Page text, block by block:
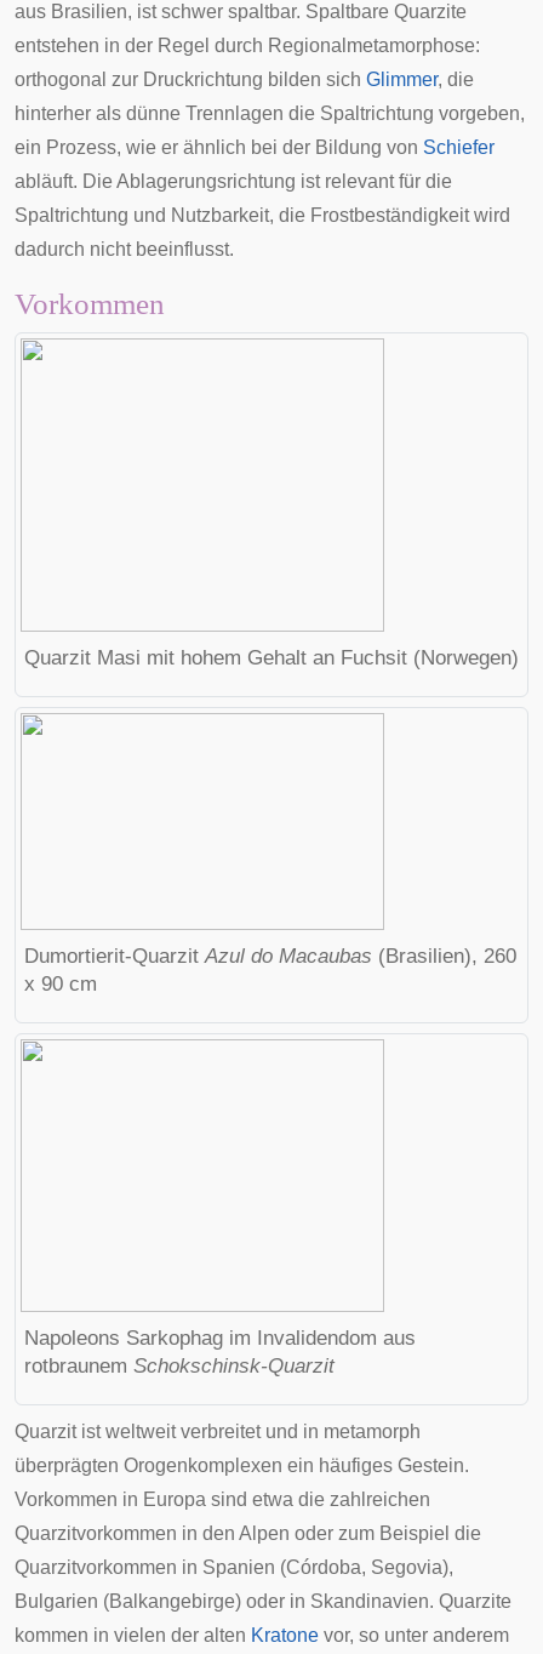
aus Brasilien, ist schwer spaltbar. Spaltbare Quarzite
entstehen in der Regel durch Regionalmetamorphose:
orthogonal zur Druckrichtung bilden sich Glimmer, die
hinterher als dünne Trennlagen die Spaltrichtung vorgeben,
ein Prozess, wie er ähnlich bei der Bildung von Schiefer
abläuft. Die Ablagerungsrichtung ist relevant für die
Spaltrichtung und Nutzbarkeit, die Frostbeständigkeit wird
dadurch nicht beeinflusst.
Vorkommen
Quarzit Masi mit hohem Gehalt an Fuchsit (Norwegen)
Dumortierit-QuarzitAzul do Macaubas (Brasilien), 260
x 90 cm
Napoleons Sarkophag im Invalidendom aus
rotbraunem Schokschinsk-Quarzit
Quarzit ist weltweit verbreitet und in metamorph
überprägten Orogenkomplexen ein häufiges Gestein.
Vorkommen in Europa sind etwa die zahlreichen
Quarzitvorkommen in den Alpen oder zum Beispiel die
Quarzitvorkommen in Spanien (Córdoba, Segovia),
Bulgarien (Balkangebirge) oder in Skandinavien. Quarzite
kommen in vielen der alten Kratone vor, so unter anderem